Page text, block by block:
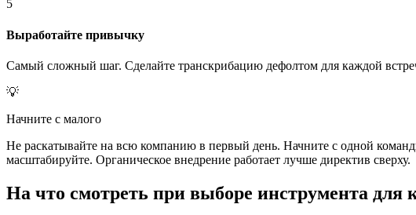
5
Выработайте привычку
Самый сложный шаг. Сделайте транскрибацию дефолтом для каждой
💡
Начните с малого
Не раскатывайте на всю компанию в первый день. Начните с одной
масштабируйте. Органическое внедрение работает лучше директив сверху.
На что смотреть при выборе инструмента для